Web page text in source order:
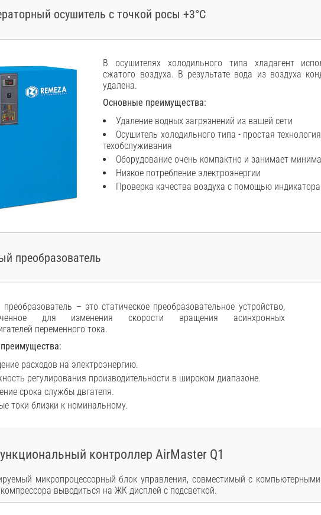
осушитель с точкой росы +3°C
В осушителях холодильного типа хладагент
сжатого воздуха. В результате вода из воздуха
удалена.
Основные преимущества:
Удаление водных загрязнений из вашей сети
Осушитель холодильного типа - простая
техобслуживания
Оборудование очень компактно и занимает
Низкое потребление электроэнергии
Проверка качества воздуха с помощью
преобразователь
– это статическое преобразовательное устройство,
для изменения скорости вращения асинхронных
переменного тока.
расходов на электроэнергию.
регулирования производительности в широком диапазоне.
срока службы двгателя.
токи близки к номинальному.
контроллер AirMaster Q1
микропроцессорный блок управления, совместимый с
выводиться на ЖК дисплей с подсветкой.